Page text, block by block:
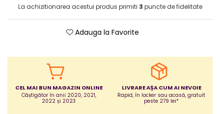
Covorase ortopedice senzoriale
Stikere decorative si covoare
Stickere decorative
Covorase de joaca
La achizitionarea acestui produs primiti 3 puncte de fidelitate
Adauga la Favorite
CEL MAI BUN MAGAZIN ONLINE
Câștigător în anii 2020, 2021,
2022 și 2023
LIVRARE AȘA CUM AI NEVOIE
Rapid, în locker sau acasă, gratuit
peste 279 lei*